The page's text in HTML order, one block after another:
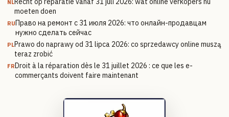
NL
moeten doen
RUПраво на ремонт с 31 июля 2026: что онлайн-продавцам
нужно сделать сейчас
PLPrawo do naprawy od 31 lipca 2026: co sprzedawcy online muszą
teraz zrobić
FRDroit à la réparation dès le 31 juillet 2026 : ce que les e-
commerçants doivent faire maintenant